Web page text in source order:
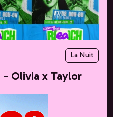
La Nuit
Olivia x Taylor